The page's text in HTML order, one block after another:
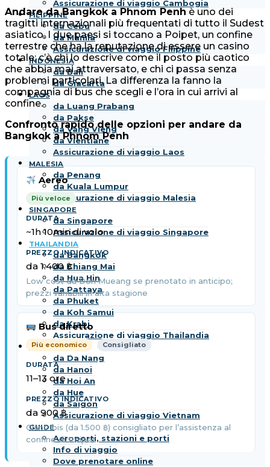
Assicurazione di viaggio Cambogia
FILIPPINE
da Cebu
da Manila
Assicurazione di viaggio Filippine
INDONESIA
da Bali
da Giacarta
LAOS
da Luang Prabang
da Pakse
da Vang Vieng
da Vientiane
Assicurazione di viaggio Laos
MALESIA
da Penang
da Kuala Lumpur
Assicurazione di viaggio Malesia
SINGAPORE
da Singapore
Assicurazione di viaggio Singapore
THAILANDIA
da Bangkok
da Chiang Mai
da Hua Hin
da Pattaya
da Phuket
da Koh Samui
da Krabi
Assicurazione di viaggio Thailandia
VIETNAM
da Da Nang
da Hanoi
da Hoi An
da Hue
da Saigon
Assicurazione di viaggio Vietnam
GUIDE
Aeroporti, stazioni e porti
Info di viaggio
Dove prenotare online
Andare da Bangkok a Phnom Penh è uno dei
tragitti internazionali più frequentati di tutto il Sudest
asiatico. I due paesi si toccano a Poipet, un confine
terrestre che ha la reputazione di essere un casino
totale: c’è chi lo descrive come il posto più caotico
che abbia mai attraversato, e chi ci passa senza
problemi particolari. La differenza la fanno la
compagnia di bus che scegli e l’ora in cui arrivi al
confine.
Confronto rapido delle opzioni per andare da
Bangkok a Phnom Penh
Aereo
Più veloce
~1h 10min di volo
da 1.400 ฿
Low cost da Don Mueang se prenotato in anticipo;
prezzi variabili in alta stagione
Bus diretto
Più economico Consigliato
11–13 ore
da 900 ฿
Giant Ibis (da 1.500 ฿) consigliato per l’assistenza al
confine di Poipet